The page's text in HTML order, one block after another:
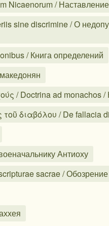
/ Наставление
sine discrimine / О
/ Книга определений
/ Doctrina ad monachos /
διαβόλου / De fallacia
Антиоху
sacrae /